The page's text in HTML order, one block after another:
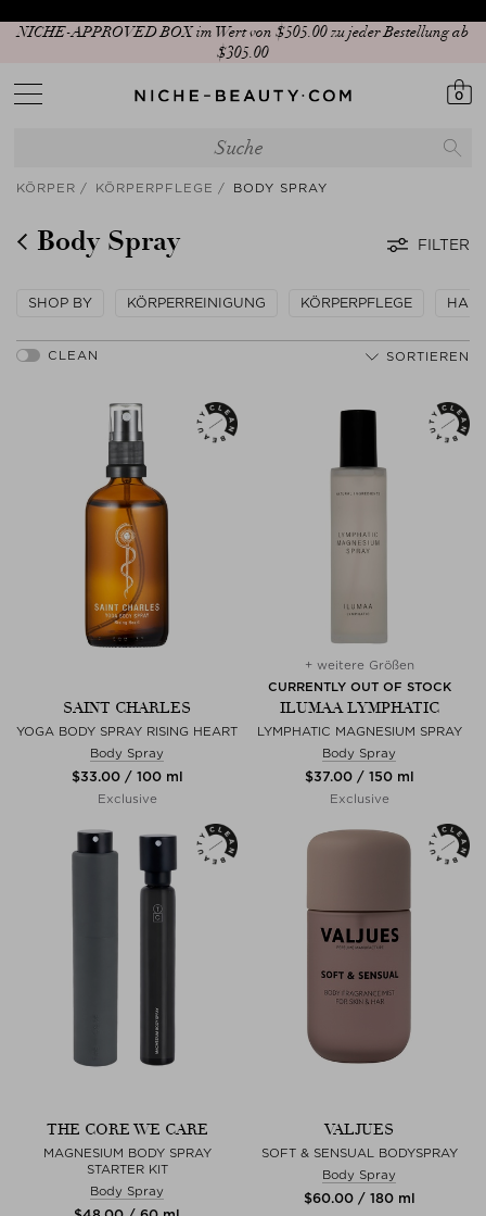
NICHE-APPROVED BOX im Wert von $‌505.00 zu jeder Bestellung ab
$‌305.00
0
KÖRPER KÖRPERPFLEGE BODY SPRAY
Body Spray FILTER
SHOP BY KÖRPERREINIGUNG KÖRPERPFLEGE
SORTIEREN
SAINT CHARLES
YOGA BODY SPRAY RISING HEART
Body Spray
$‌33.00 / 100 ml
Exclusive
+ weitere Größen
CURRENTLY OUT OF STOCK
ILUMAA LYMPHATIC
LYMPHATIC MAGNESIUM SPRAY
Body Spray
$‌37.00 / 150 ml
Exclusive
THE CORE WE CARE
MAGNESIUM BODY SPRAY
STARTER KIT
Body Spray
VALJUES
SOFT & SENSUAL BODYSPRAY
Body Spray
$‌60.00 / 180 ml